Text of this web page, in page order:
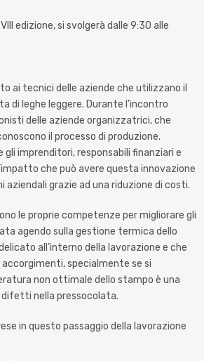
edizione, si svolgerà dalle 9:30 alle
ai tecnici delle aziende che utilizzano il
di leghe leggere. Durante l’incontro
delle aziende organizzatrici, che
il processo di produzione.
gli imprenditori, responsabili finanziari e
che può avere questa innovazione
aziendali grazie ad una riduzione di costi.
le proprie competenze per migliorare gli
agendo sulla gestione termica dello
all’interno della lavorazione e che
specialmente se si
non ottimale dello stampo è una
difetti nella pressocolata.
in questo passaggio della lavorazione